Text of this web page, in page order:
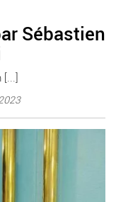
Sébastien
[...]